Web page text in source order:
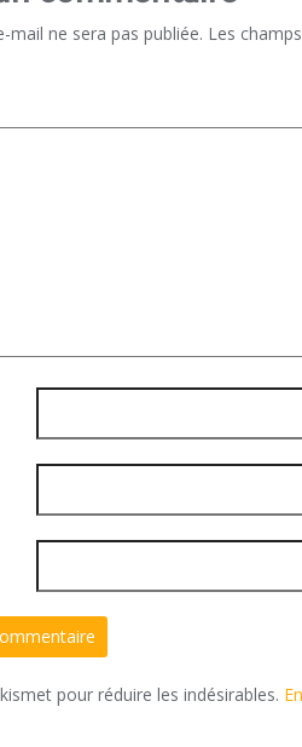
mail ne sera pas publiée. Les
pour réduire les indésirables.